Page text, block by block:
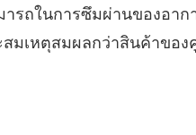
รถในการซึมผ่านของอาก
มเหตุสมผลกว่าสินค้าของ